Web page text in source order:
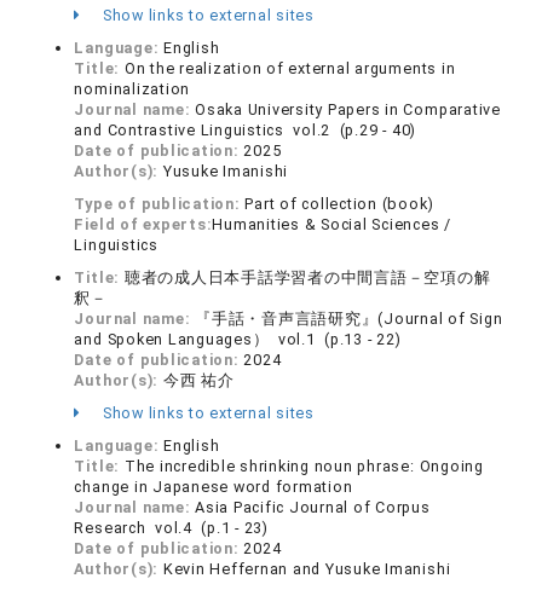
Show links to external sites
Language:English
Title: On the realization of external arguments in
nominalization
Journal name:Osaka University Papers in Comparative
and Contrastive Linguistics vol.2 (p.29 - 40)
Date of publication: 2025
Author(s): Yusuke Imanishi
Type of publication:Part of collection (book)
Field of experts:Humanities & Social Sciences /
Linguistics
Title: 聴者の成人日本手話学習者の中間言語－空項の解
釈－
Journal name:
『手話・音声言語研究』(Journal of Sign
and Spoken Languages） vol.1 (p.13 - 22)
Date of publication: 2024
Author(s): 今西 祐介
Show links to external sites
Language:English
Title: The incredible shrinking noun phrase: Ongoing
change in Japanese word formation
Journal name:Asia Pacific Journal of Corpus
Research vol.4 (p.1 - 23)
Date of publication: 2024
Author(s): Kevin Heffernan and Yusuke Imanishi